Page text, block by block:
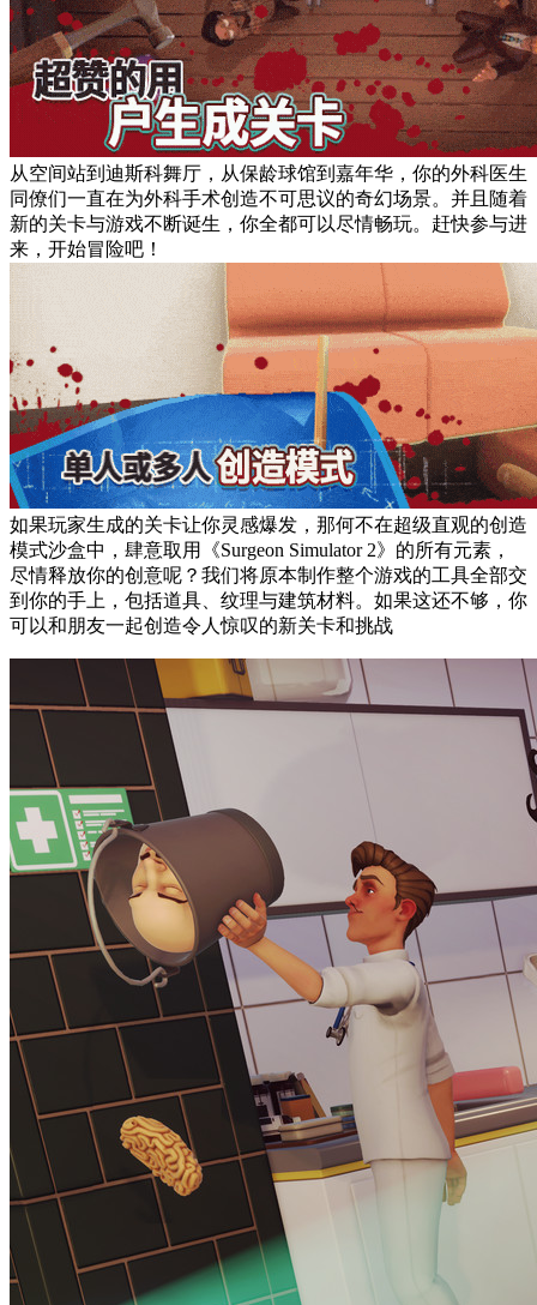
从空间站到迪斯科舞厅，从保龄球馆到嘉年华，你的外科医生
同僚们一直在为外科手术创造不可思议的奇幻场景。并且随着
新的关卡与游戏不断诞生，你全都可以尽情畅玩。赶快参与进
来，开始冒险吧！
如果玩家生成的关卡让你灵感爆发，那何不在超级直观的创造
模式沙盒中，肆意取用《Surgeon Simulator 2》的所有元素，
尽情释放你的创意呢？我们将原本制作整个游戏的工具全部交
到你的手上，包括道具、纹理与建筑材料。如果这还不够，你
可以和朋友一起创造令人惊叹的新关卡和挑战